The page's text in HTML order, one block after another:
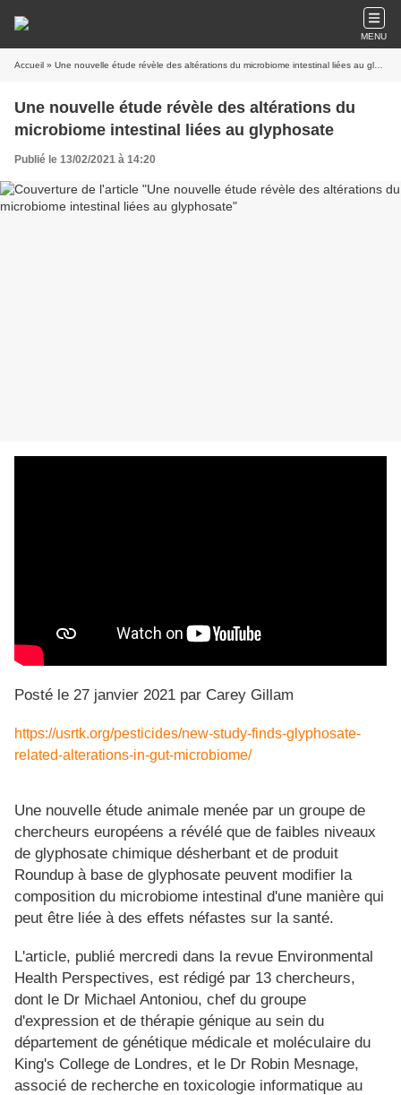
MENU
Accueil » Une nouvelle étude révèle des altérations du microbiome intestinal liées au glyphosate
Une nouvelle étude révèle des altérations du
microbiome intestinal liées au glyphosate
Publié le 13/02/2021 à 14:20
Posté le 27 janvier 2021 par Carey Gillam
https://usrtk.org/pesticides/new-study-finds-glyphosate-
related-alterations-in-gut-microbiome/
Une nouvelle étude animale menée par un groupe de
chercheurs européens a révélé que de faibles niveaux
de glyphosate chimique désherbant et de produit
Roundup à base de glyphosate peuvent modifier la
composition du microbiome intestinal d'une manière qui
peut être liée à des effets néfastes sur la santé.
L'article, publié mercredi dans la revue Environmental
Health Perspectives, est rédigé par 13 chercheurs,
dont le Dr Michael Antoniou, chef du groupe
d'expression et de thérapie génique au sein du
département de génétique médicale et moléculaire du
King's College de Londres, et le Dr Robin Mesnage,
associé de recherche en toxicologie informatique au